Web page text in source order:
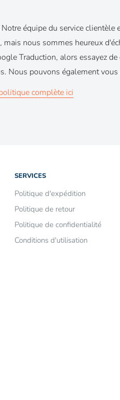
Notre équipe du service
mais nous sommes heureux
Traduction, alors essayez
Nous pouvons également
complète ici
SERVICES
Politique d'expédition
Politique de retour
Politique de confidentialité
Conditions d'utilisation